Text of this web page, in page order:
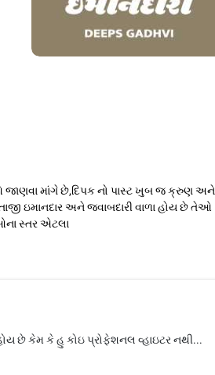
જાણવા માંગે છે,દિપક નો પાસ્ટ ખુબ જ ક્રુણ અને
ઇમાનદાર અને જવાબદારી વાળા હોય છે તેઓ
સ્તર એટલા
છે કેમ કે હુ કોઇ પ્રોફેશનલ વ્હાઇટર નથી...